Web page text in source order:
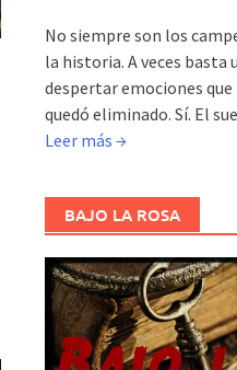
No siempre son los
la historia. A veces basta
despertar emociones
quedó eliminado. Sí. El
Leer más →
BAJO LA ROSA